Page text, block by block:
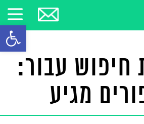
פתח
חיפוש עבור:
מגיע